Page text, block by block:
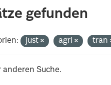
gefunden
just agri tran
anderen Suche.